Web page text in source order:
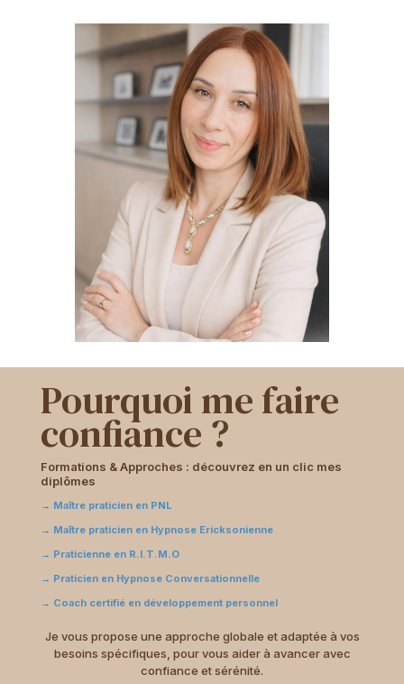
Pourquoi me faire
confiance ?
Formations & Approches : découvrez en un clic mes
diplômes
→ Maître praticien en PNL
→ Maître praticien en Hypnose Ericksonienne
→ Praticienne en R.I.T.M.O
→ Praticien en Hypnose Conversationnelle
→ Coach certifié en développement personnel
Je vous propose une approche globale et adaptée à vos
besoins spécifiques, pour vous aider à avancer avec
confiance et sérénité.